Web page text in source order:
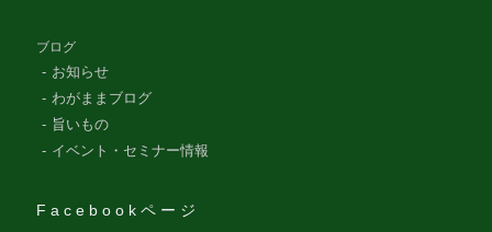
ブログ
お知らせ
わがままブログ
旨いもの
イベント・セミナー情報
Facebookページ